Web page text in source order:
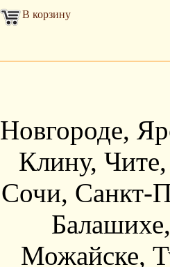
В корзину
Новгороде,
Клину,
Сочи, Санкт-
Можайске,